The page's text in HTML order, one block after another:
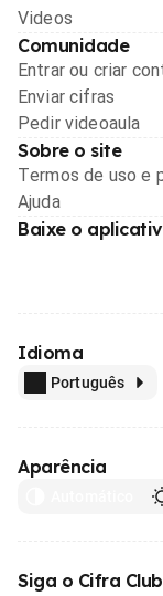
Videos
Comunidade
Entrar ou criar
Enviar cifras
Pedir videoaula
Sobre o site
Termos de uso e
Ajuda
Baixe o
Idioma
Português
Aparência
Siga o Cifra Club